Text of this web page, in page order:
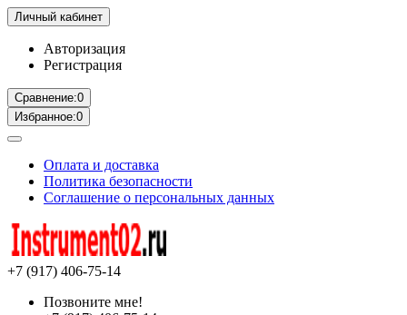
Личный кабинет
Авторизация
Регистрация
Сравнение:0
Избранное:0
Оплата и доставка
Политика безопасности
Соглашение о персональных данных
+7 (917) 406-75-14
Позвоните мне!